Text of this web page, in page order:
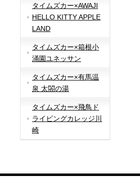
タイムズカー×AWAJI
HELLO KITTY APPLE
LAND
タイムズカー×箱根小
涌園ユネッサン
タイムズカー×有馬温
泉 太閤の湯
タイムズカー×飛鳥ド
ライビングカレッジ川
崎